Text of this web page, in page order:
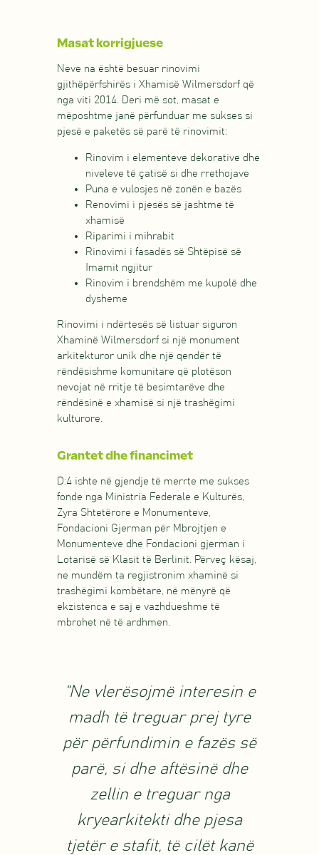
Masat korrigjuese
Neve na është besuar rinovimi
gjithëpërfshirës i Xhamisë Wilmersdorf që
nga viti 2014. Deri më sot, masat e
mëposhtme janë përfunduar me sukses si
pjesë e paketës së parë të rinovimit:
Rinovim i elementeve dekorative dhe
niveleve të çatisë si dhe rrethojave
Puna e vulosjes në zonën e bazës
Renovimi i pjesës së jashtme të
xhamisë
Riparimi i mihrabit
Rinovimi i fasadës së Shtëpisë së
Imamit ngjitur
Rinovim i brendshëm me kupolë dhe
dysheme
Rinovimi i ndërtesës së listuar siguron
Xhaminë Wilmersdorf si një monument
arkitekturor unik dhe një qendër të
rëndësishme komunitare që plotëson
nevojat në rritje të besimtarëve dhe
rëndësinë e xhamisë si një trashëgimi
kulturore.
Grantet dhe financimet
D:4 ishte në gjendje të merrte me sukses
fonde nga Ministria Federale e Kulturës,
Zyra Shtetërore e Monumenteve,
Fondacioni Gjerman për Mbrojtjen e
Monumenteve dhe Fondacioni gjerman i
Lotarisë së Klasit të Berlinit. Përveç kësaj,
ne mundëm ta regjistronim xhaminë si
trashëgimi kombëtare, në mënyrë që
ekzistenca e saj e vazhdueshme të
mbrohet në të ardhmen.
“Ne vlerësojmë interesin e
madh të treguar prej tyre
për përfundimin e fazës së
parë, si dhe aftësinë dhe
zellin e treguar nga
kryearkitekti dhe pjesa
tjetër e stafit, të cilët kanë